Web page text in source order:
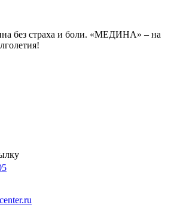
без страха и боли. «МЕДИНА» – на